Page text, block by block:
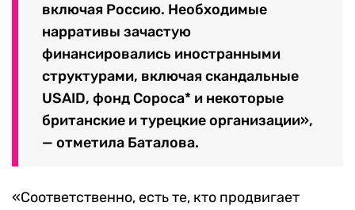
включая Россию. Необходимые
нарративы зачастую
финансировались иностранными
структурами, включая скандальные
USAID, фонд Сороса* и некоторые
британские и турецкие организации»,
— отметила Баталова.
«Соответственно, есть те, кто продвигает